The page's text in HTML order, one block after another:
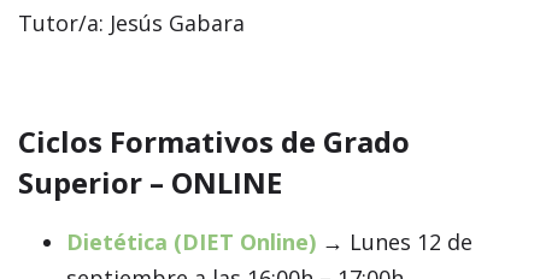
Tutor/a: Jesús Gabara
Ciclos Formativos de Grado
Superior – ONLINE
Dietética (DIET Online) → Lunes 12 de